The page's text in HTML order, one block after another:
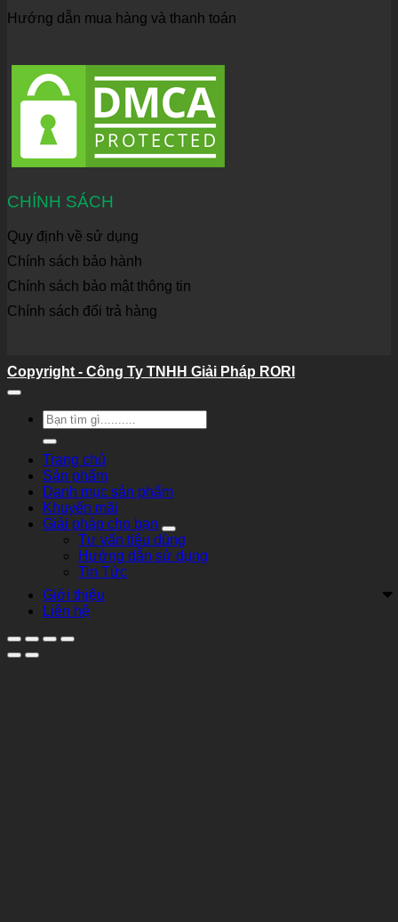
Hướng dẫn mua hàng và thanh toán
CHÍNH SÁCH
Quy định về sử dụng
Chính sách bảo hành
Chính sách bảo mật thông tin
Chính sách đổi trả hàng
Copyright - Công Ty TNHH Giải Pháp RORI
Tìm
kiếm:
Trang chủ
Sản phẩm
Danh mục sản phẩm
Khuyến mãi
Giải pháp cho bạn
Tư vấn tiêu dùng
Hướng dẫn sử dụng
Tin Tức
Giới thiệu
Liên hệ